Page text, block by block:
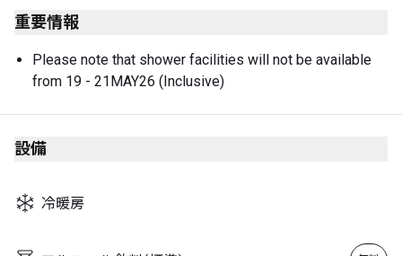
Tuesday
Wednesday 05:30 - 23:59
Thursday
Saturday
重要情報
Please note that shower facilities will not be available
from 19 - 21MAY26 (Inclusive)
設備
冷暖房